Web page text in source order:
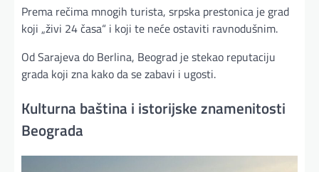
Prema rečima mnogih turista, srpska prestonica je grad
koji „živi 24 časa“ i koji te neće ostaviti ravnodušnim.
Od Sarajeva do Berlina, Beograd je stekao reputaciju
grada koji zna kako da se zabavi i ugosti.
Kulturna baština i istorijske znamenitosti
Beograda